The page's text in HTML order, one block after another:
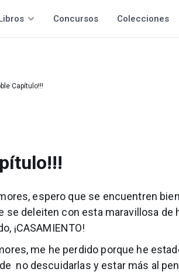
Concursos Colecciones
Capítulo!!!
espero que se encuentren
se deleiten con esta maravillosa de
¡CASAMIENTO!
me he perdido porque he
no descuidarlas y estar más al